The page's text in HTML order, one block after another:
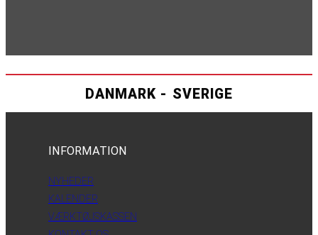
DANMARK - SVERIGE
INFORMATION
NYHEDER
KALENDER
VÆRKTØJSKASSEN